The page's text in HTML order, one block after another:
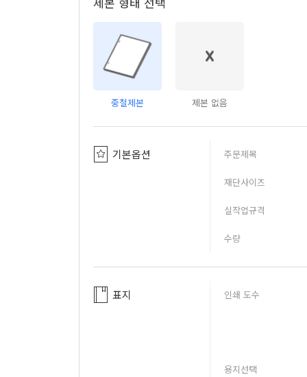
중철제본 제본 없음
기본옵션 주문제목
재단사이즈
실작업규격
수량
표지 인쇄 도수
용지선택